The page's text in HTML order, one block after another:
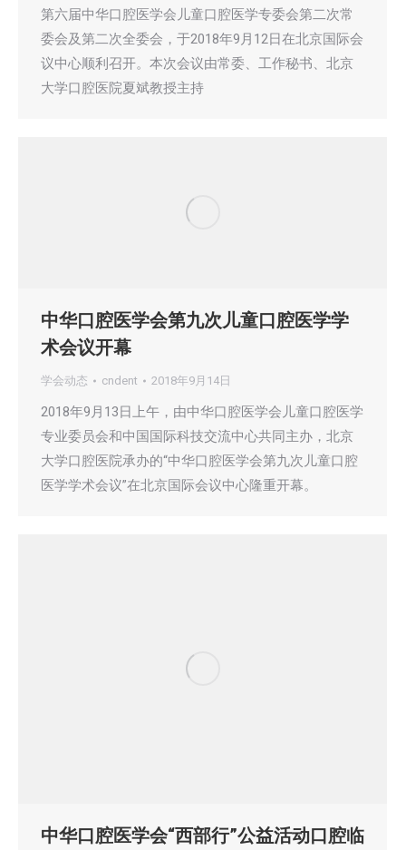
第六届中华口腔医学会儿童口腔医学专委会第二次常
委会及第二次全委会，于2018年9月12日在北京国际会
议中心顺利召开。本次会议由常委、工作秘书、北京
大学口腔医院夏斌教授主持
中华口腔医学会第九次儿童口腔医学学
术会议开幕
学会动态 cndent 2018年9月14日
2018年9月13日上午，由中华口腔医学会儿童口腔医学
专业委员会和中国国际科技交流中心共同主办，北京
大学口腔医院承办的“中华口腔医学会第九次儿童口腔
医学学术会议”在北京国际会议中心隆重开幕。
中华口腔医学会“西部行”公益活动口腔临